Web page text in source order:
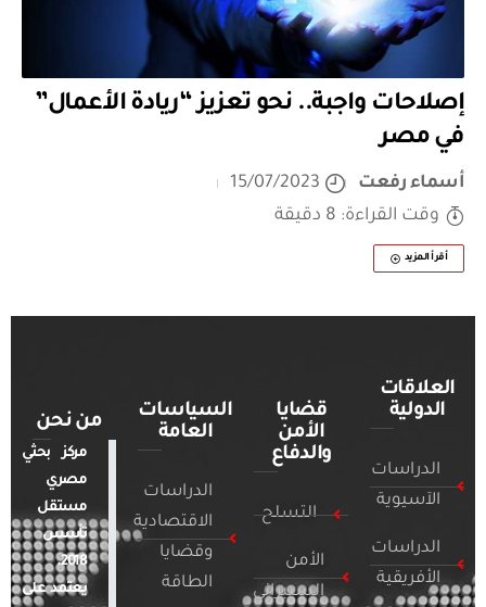
إصلاحات واجبة.. نحو تعزيز “ريادة الأعمال”
في مصر
أسماء رفعت
15/07/2023
وقت القراءة: 8 دقيقة
أقرأ المزيد
العلاقات
الدولية
الدراسات
الآسيوية
الدراسات
الأفريقية
قضايا
الأمن
والدفاع
التسلح
الأمن
السيبراني
السياسات
العامة
الدراسات
الاقتصادية
وقضايا
الطاقة
من نحن
مركز بحثي
مصري
مستقل
تأسس
2018.
يعتمد على